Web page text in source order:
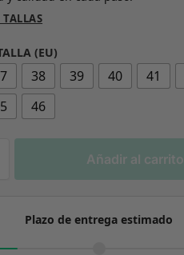
(EU)
38 39 40 41
46
Añadir al carrito
Plazo de entrega estimado